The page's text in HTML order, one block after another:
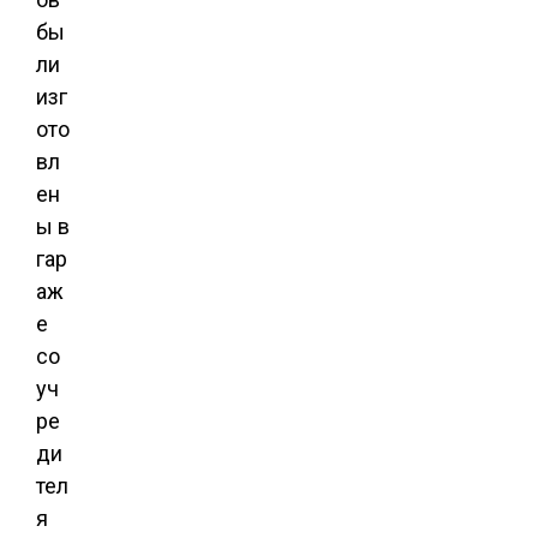
бы
ли
изг
ото
вл
ен
ы в
гар
аж
е
со
уч
ре
ди
тел
я